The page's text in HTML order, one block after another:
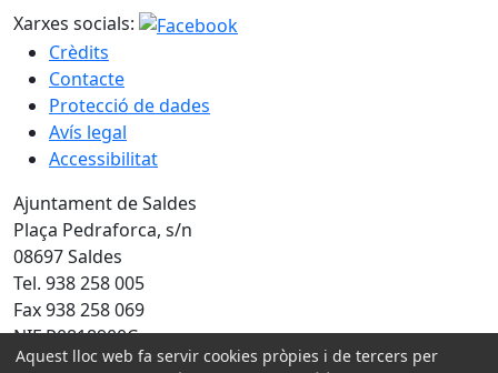
Xarxes socials:
Crèdits
Contacte
Protecció de dades
Avís legal
Accessibilitat
Ajuntament de Saldes
Plaça Pedraforca, s/n
08697 Saldes
Tel. 938 258 005
Fax 938 258 069
NIF P0818900C
Aquest lloc web fa servir cookies pròpies i de tercers per